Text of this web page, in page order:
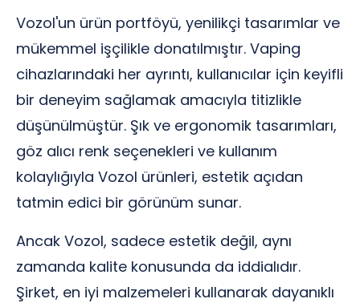
Vozol'un ürün portföyü, yenilikçi tasarımlar ve
mükemmel işçilikle donatılmıştır. Vaping
cihazlarındaki her ayrıntı, kullanıcılar için keyifli
bir deneyim sağlamak amacıyla titizlikle
düşünülmüştür. Şık ve ergonomik tasarımları,
göz alıcı renk seçenekleri ve kullanım
kolaylığıyla Vozol ürünleri, estetik açıdan
tatmin edici bir görünüm sunar.
Ancak Vozol, sadece estetik değil, aynı
zamanda kalite konusunda da iddialıdır.
Şirket, en iyi malzemeleri kullanarak dayanıklı